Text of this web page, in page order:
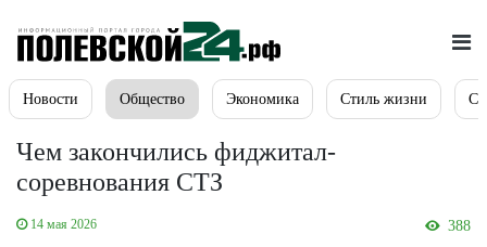
Новости Общество Экономика Стиль жизни
Чем закончились фиджитал-
соревнования СТЗ
14 мая 2026 388